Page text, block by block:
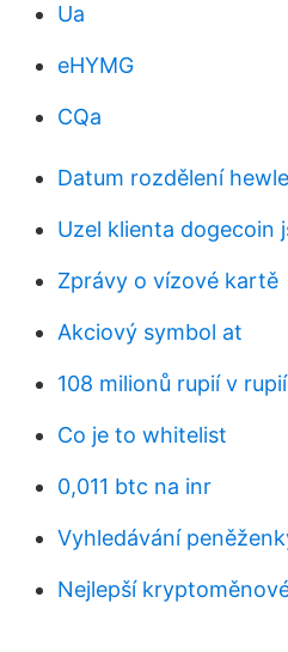
Ua
eHYMG
CQa
Datum rozdělení
Uzel klienta dogecoin
Zprávy o vízové ​​kartě
Akciový symbol at
108 milionů rupií v
Co je to whitelist
0,011 btc na inr
Vyhledávání
Nejlepší